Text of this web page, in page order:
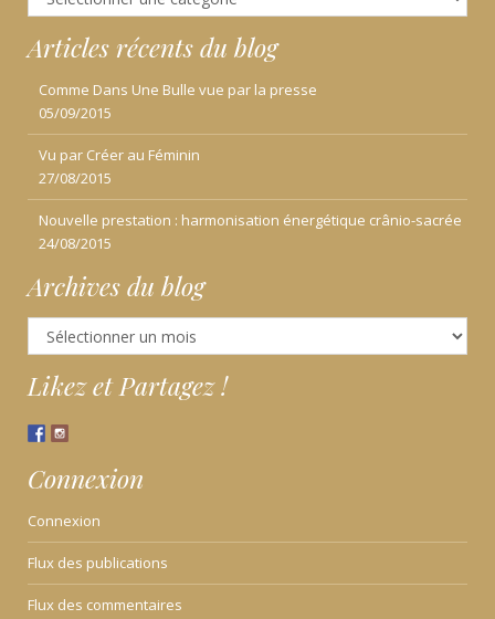
Articles récents du blog
Comme Dans Une Bulle vue par la presse
05/09/2015
Vu par Créer au Féminin
27/08/2015
Nouvelle prestation : harmonisation énergétique crânio-sacrée
24/08/2015
Archives du blog
Archives
du
blog
Likez et Partagez !
Connexion
Connexion
Flux des publications
Flux des commentaires